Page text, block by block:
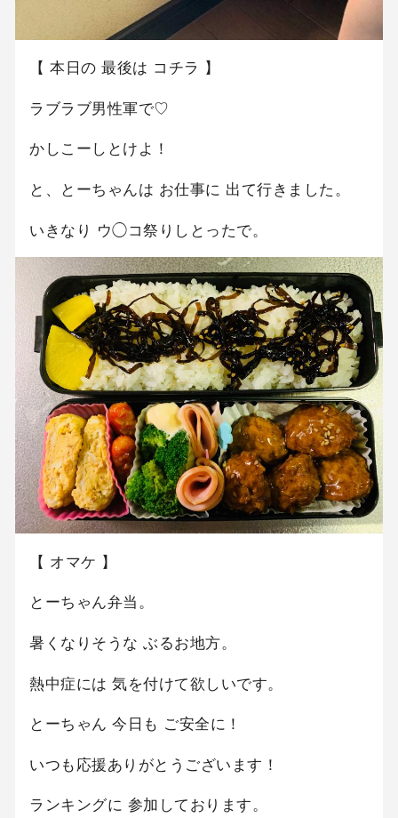
【 本日の 最後は コチラ 】
ラブラブ男性軍で♡
かしこーしとけよ！
と、とーちゃんは お仕事に 出て行きました。
いきなり ウ◯コ祭りしとったで。
【 オマケ 】
とーちゃん弁当。
暑くなりそうな ぶるお地方。
熱中症には 気を付けて欲しいです。
とーちゃん 今日も ご安全に！
いつも応援ありがとうございます！
ランキングに 参加しております。